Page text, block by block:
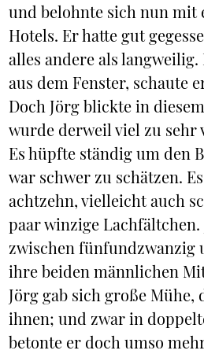
und belohnte sich nun mit
Hotels. Er hatte gut
alles andere als
aus dem Fenster, schaute
Doch Jörg blickte in
wurde derweil viel zu sehr
Es hüpfte ständig um den
war schwer zu schätzen.
achtzehn, vielleicht auch
paar winzige
zwischen fünfundzwanzig
ihre beiden männlichen
Jörg gab sich große
ihnen; und zwar in
betonte er doch umso